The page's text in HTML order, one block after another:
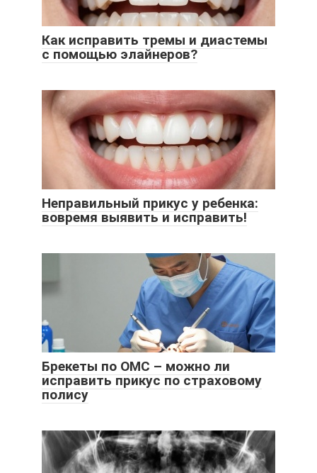
Как исправить тремы и диастемы
с помощью элайнеров?
Неправильный прикус у ребенка:
вовремя выявить и исправить!
Брекеты по ОМС – можно ли
исправить прикус по страховому
полису